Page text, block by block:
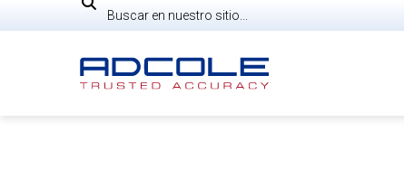
to
Search